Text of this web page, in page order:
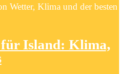
Wetter, Klima und der besten
für Island: Klima,